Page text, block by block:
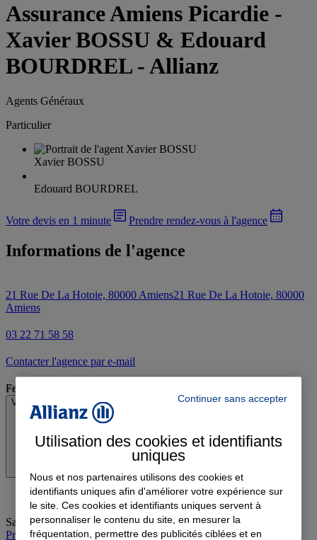
Assurance Amiens Picardie -
Xavier BOSSU & Edouard
BOURDREL - Allianz
Agents Généraux
Particulier
Xavier BOSSU
Edouard BOURDREL
Votre devis en 1 minute Prendre rendez-vous à l'agence
Informations de l'agence
21 Rue De La Hotoie, 80000 Amiens21 Rue De La Hotoie, 80000
Amiens
03 22 71 58 58
Contacter l'agence par e-mail
Fermé
Voir les horaires
Samedi: 09:00-12:00
Prendre rendez-vous à l'agence
Continuer sans accepter
Utilisation des cookies et identifiants
uniques
Nous et nos partenaires utilisons des cookies et
identifiants uniques afin d'améliorer votre expérience sur
le site. Ces cookies et identifiants uniques servent à
personnaliser le contenu du site, en mesurer la
fréquentation, permettre des publicités ciblées et en